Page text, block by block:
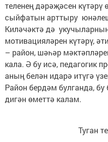
теленең дәрәҗәсен
сыйфатын арттыру
Киләчәктә дә
мотивацияләрен күтәрү,
– район, шәһәр
кала. Ә бу исә, педагогик
аның белән идарә итүгә
Район бердәм булганда,
дигән өметтә калам.
Туган